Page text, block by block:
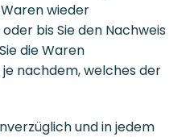
wieder
bis Sie den Nachweis
die Waren
nachdem, welches der
und in jedem